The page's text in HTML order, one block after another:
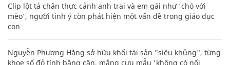
Clip lột tả chân thực cảnh anh trai và em gái như 'chó với
mèo', người tinh ý còn phát hiện một vấn đề trong giáo dục
con
Nguyễn Phương Hằng sở hữu khối tài sản "siêu khủng", từng
khoe sổ đỏ tính bằng cân, mắng cựu mẫu 'không có nổi